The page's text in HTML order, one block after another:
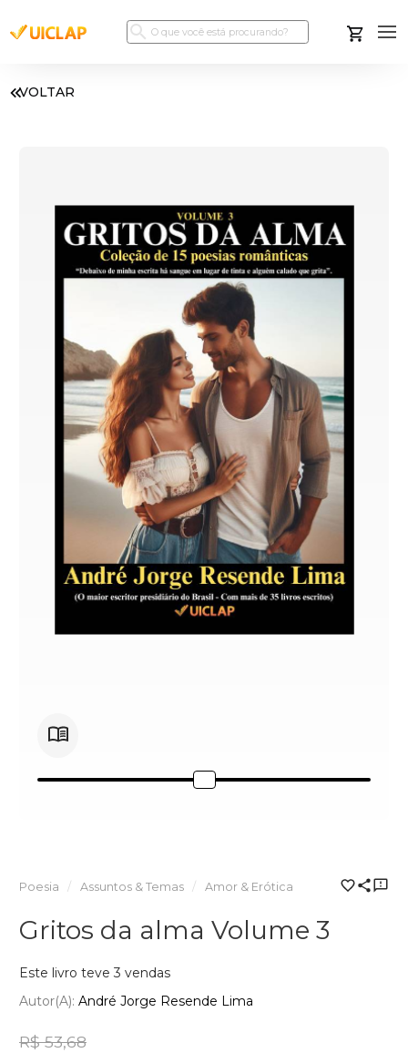
VOLTAR
Poesia Assuntos & Temas Amor & Erótica
Gritos da alma Volume 3
Este livro teve 3 vendas
Autor(a): André Jorge Resende Lima
R$ 53,68